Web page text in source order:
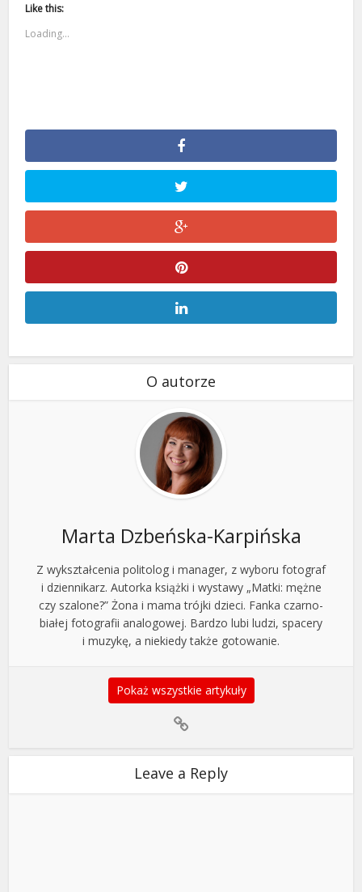
Like this:
Loading...
O autorze
Marta Dzbeńska-Karpińska
Z wykształcenia politolog i manager, z wyboru fotograf
i dziennikarz. Autorka książki i wystawy „Matki: mężne
czy szalone?” Żona i mama trójki dzieci. Fanka czarno-
białej fotografii analogowej. Bardzo lubi ludzi, spacery
i muzykę, a niekiedy także gotowanie.
Pokaż wszystkie artykuły
Leave a Reply